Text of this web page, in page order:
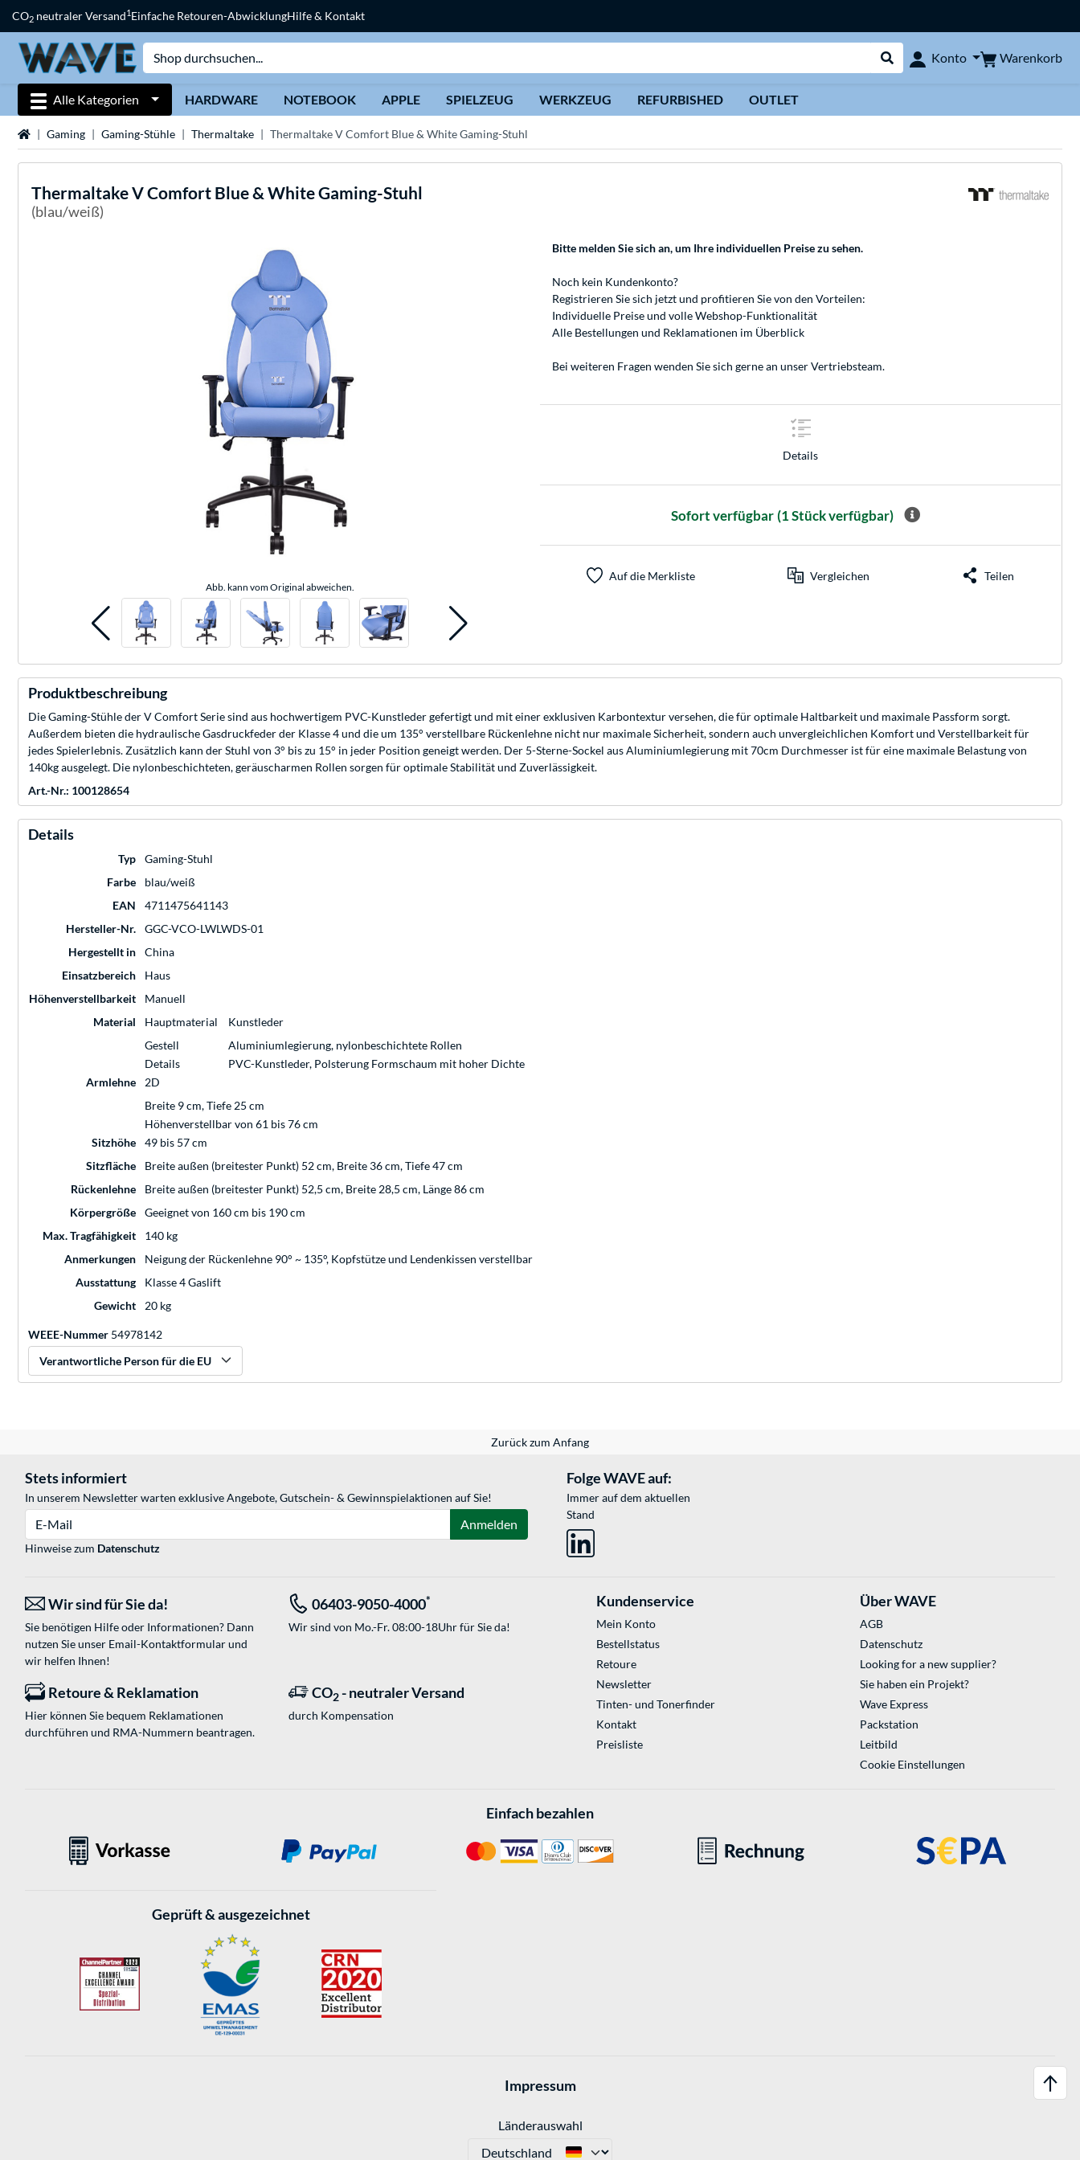
CO2 neutraler Versand1Einfache Retouren-AbwicklungHilfe & Kontakt
Suche durchführen
Konto Warenkorb
Alle Kategorien HARDWARE NOTEBOOK APPLE SPIELZEUG WERKZEUG REFURBISHED OUTLET
StartseiteGaming Gaming-Stühle Thermaltake Thermaltake V Comfort Blue & White Gaming-Stuhl
ThermaltakeV Comfort Blue & White Gaming-Stuhl
(blau/weiß)
Abb. kann vom Original abweichen.
Bitte melden Sie sich an, um Ihre individuellen Preise zu sehen.
Noch kein Kundenkonto?
Registrieren Sie sich jetzt und profitieren Sie von den Vorteilen:
Individuelle Preise und volle Webshop-Funktionalität
Alle Bestellungen und Reklamationen im Überblick
Bei weiteren Fragen wenden Sie sich gerne an unserVertriebsteam.
Details
Sofort verfügbar (1 Stück verfügbar)
Auf die Merkliste Vergleichen Teilen
Produktbeschreibung
Die Gaming-Stühle der V Comfort Serie sind aus hochwertigem PVC-Kunstleder gefertigt und mit einer exklusiven Karbontextur versehen, die für optimale Haltbarkeit und maximale Passform sorgt.
Außerdem bieten die hydraulische Gasdruckfeder der Klasse 4 und die um 135° verstellbare Rückenlehne nicht nur maximale Sicherheit, sondern auch unvergleichlichen Komfort und Verstellbarkeit für
jedes Spielerlebnis. Zusätzlich kann der Stuhl von 3° bis zu 15° in jeder Position geneigt werden. Der 5-Sterne-Sockel aus Aluminiumlegierung mit 70cm Durchmesser ist für eine maximale Belastung von
140kg ausgelegt. Die nylonbeschichteten, geräuscharmen Rollen sorgen für optimale Stabilität und Zuverlässigkeit.
Art.-Nr.: 100128654
Details
Typ
Gaming-Stuhl
Farbe
blau/weiß
EAN
4711475641143
Hersteller-Nr.
GGC-VCO-LWLWDS-01
Hergestellt in
China
Einsatzbereich
Haus
Höhenverstellbarkeit
Manuell
Material
Hauptmaterial
Kunstleder
Gestell
Aluminiumlegierung, nylonbeschichtete Rollen
Details
PVC-Kunstleder, Polsterung Formschaum mit hoher Dichte
Armlehne
2D
Breite 9 cm, Tiefe 25 cm
Höhenverstellbar von 61 bis 76 cm
Sitzhöhe
49 bis 57 cm
Sitzfläche
Breite außen (breitester Punkt) 52 cm, Breite 36 cm, Tiefe 47 cm
Rückenlehne
Breite außen (breitester Punkt) 52,5 cm, Breite 28,5 cm, Länge 86 cm
Körpergröße
Geeignet von 160 cm bis 190 cm
Max. Tragfähigkeit
140 kg
Anmerkungen
Neigung der Rückenlehne 90° ~ 135°, Kopfstütze und Lendenkissen verstellbar
Ausstattung
Klasse 4 Gaslift
Gewicht
20 kg
WEEE-Nummer 54978142
Verantwortliche Person für die EU
Zurück zum Anfang
Stets informiert
In unserem Newsletter warten exklusive Angebote, Gutschein- & Gewinnspielaktionen auf Sie!
Anmelden
Hinweise zum Datenschutz
Folge WAVE auf:
Immer auf dem aktuellen
Stand
Wir sind für Sie da!
Sie benötigen Hilfe oder Informationen? Dann
nutzen Sie unser Email-Kontaktformularund
wir helfen Ihnen!
06403-9050-4000*
Wir sind von Mo.-Fr. 08:00-18Uhr für Sie da!
Retoure & Reklamation
Hier können Sie bequem Reklamationen
durchführen und RMA-Nummern beantragen.
CO2 - neutraler Versand
durch Kompensation
Kundenservice
Mein Konto
Bestellstatus
Retoure
Newsletter
Tinten- und Tonerfinder
Kontakt
Preisliste
Über WAVE
AGB
Datenschutz
Looking for a new supplier?
Sie haben ein Projekt?
Wave Express
Packstation
Leitbild
Cookie Einstellungen
Einfach bezahlen
Geprüft & ausgezeichnet
Impressum
Länderauswahl